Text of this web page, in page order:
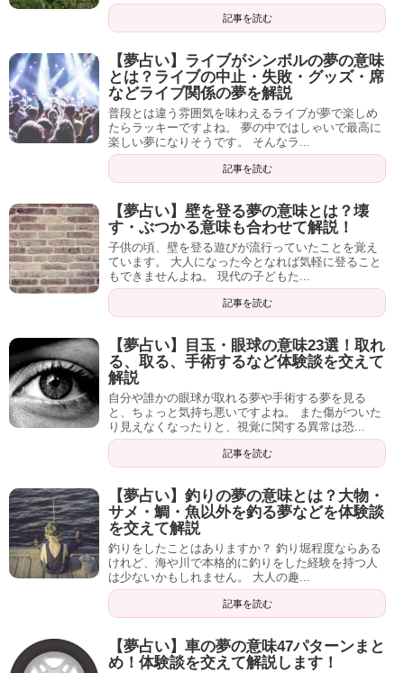
記事を読む
【夢占い】ライブがシンボルの夢の意味
とは？ライブの中止・失敗・グッズ・席
などライブ関係の夢を解説
普段とは違う雰囲気を味わえるライブが夢で楽しめ
たらラッキーですよね。 夢の中ではしゃいで最高に
楽しい夢になりそうです。 そんなラ...
記事を読む
【夢占い】壁を登る夢の意味とは？壊
す・ぶつかる意味も合わせて解説！
子供の頃、壁を登る遊びが流行っていたことを覚え
ています。 大人になった今となれば気軽に登ること
もできませんよね。 現代の子どもた...
記事を読む
【夢占い】目玉・眼球の意味23選！取れ
る、取る、手術するなど体験談を交えて
解説
自分や誰かの眼球が取れる夢や手術する夢を見る
と、ちょっと気持ち悪いですよね。 また傷がついた
り見えなくなったりと、視覚に関する異常は恐...
記事を読む
【夢占い】釣りの夢の意味とは？大物・
サメ・鯛・魚以外を釣る夢などを体験談
を交えて解説
釣りをしたことはありますか？ 釣り堀程度ならある
けれど、海や川で本格的に釣りをした経験を持つ人
は少ないかもしれません。 大人の趣...
記事を読む
【夢占い】車の夢の意味47パターンまと
め！体験談を交えて解説します！